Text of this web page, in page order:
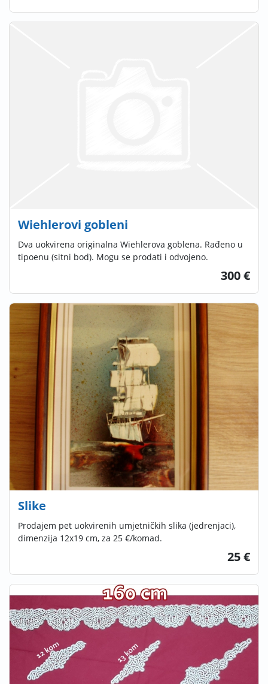
Wiehlerovi gobleni
Dva uokvirena originalna Wiehlerova goblena. Rađeno u
tipoenu (sitni bod). Mogu se prodati i odvojeno.
300 €
Slike
Prodajem pet uokvirenih umjetničkih slika (jedrenjaci),
dimenzija 12x19 cm, za 25 €/komad.
25 €